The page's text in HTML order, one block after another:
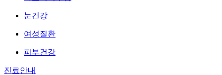
눈건강
여성질환
피부건강
진료안내